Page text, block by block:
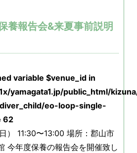
養報告会&来夏事前説明
variable $venue_id in
yamagata1.jp/public_html/
eo-loop-single-
62
） 11:30〜13:00 場所：郡山市
今年度保養の報告会を開催致し